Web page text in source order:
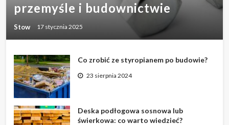
przemyśle i budownictwie
Stow 17 stycznia 2025
Co zrobić ze styropianem po budowie?
23 sierpnia 2024
Deska podłogowa sosnowa lub
świerkowa: co warto wiedzieć?